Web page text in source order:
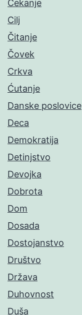
Čekanje
Cilj
Čitanje
Čovek
Crkva
Ćutanje
Danske poslovice
Deca
Demokratija
Detinjstvo
Devojka
Dobrota
Dom
Dosada
Dostojanstvo
Društvo
Država
Duhovnost
Duša